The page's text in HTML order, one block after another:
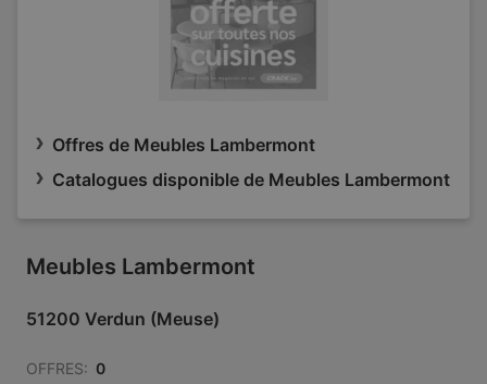
Offres de Meubles Lambermont
Catalogues disponible de Meubles Lambermont
Meubles Lambermont
51200 Verdun (Meuse)
OFFRES: 0